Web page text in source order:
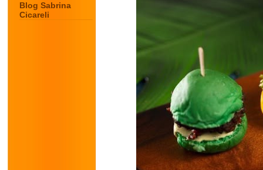
Blog Sabrina
Cicareli